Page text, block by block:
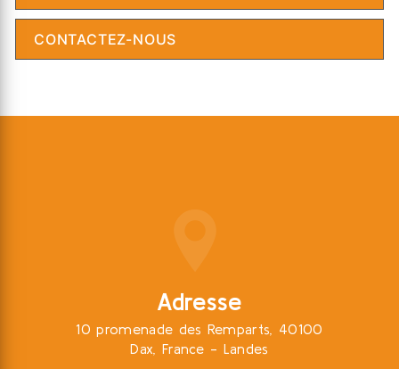
CONTACTEZ-NOUS
Adresse
10 promenade des Remparts, 40100
Dax, France - Landes